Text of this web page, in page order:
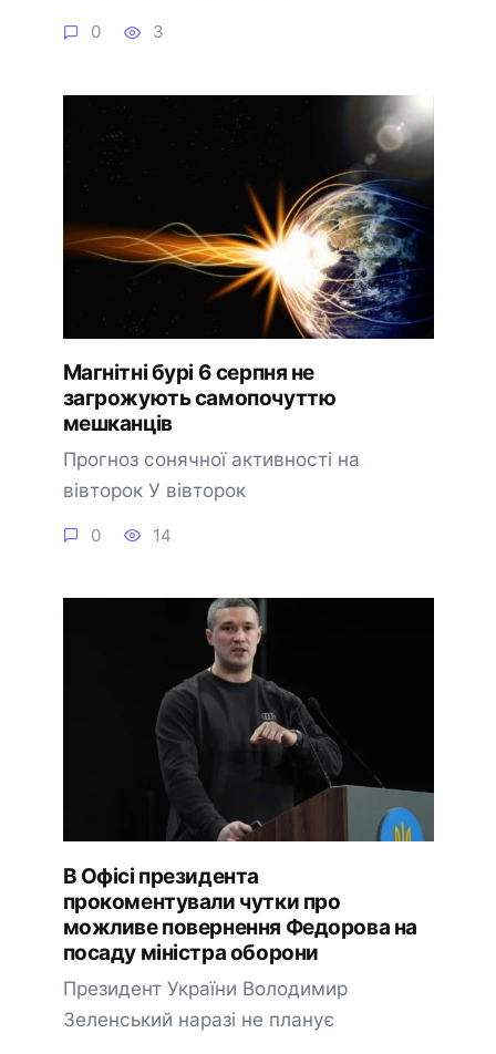
0 3
Магнітні бурі 6 серпня не
загрожують самопочуттю
мешканців
Прогноз сонячної активності на
вівторок У вівторок
0 14
В Офісі президента
прокоментували чутки про
можливе повернення Федорова на
посаду міністра оборони
Президент України Володимир
Зеленський наразі не планує